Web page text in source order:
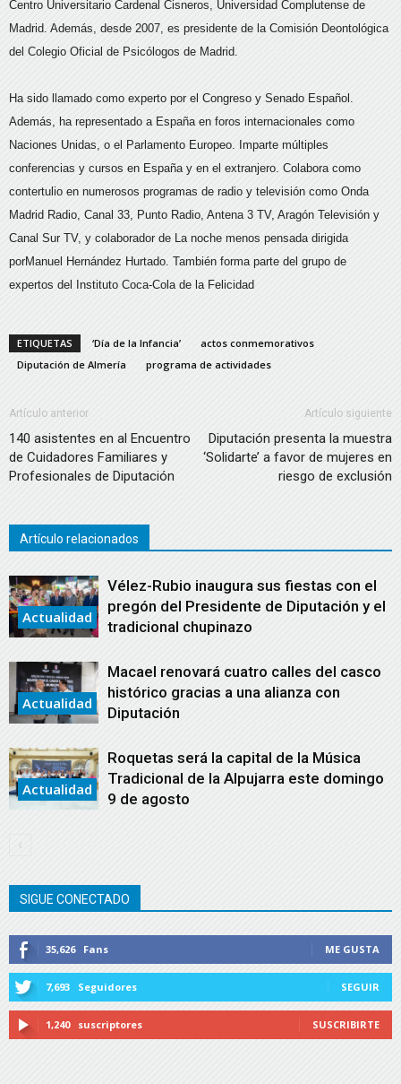
Centro Universitario Cardenal Cisneros, Universidad Complutense de
Madrid. Además, desde 2007, es presidente de la Comisión Deontológica
del Colegio Oficial de Psicólogos de Madrid.
Ha sido llamado como experto por el Congreso y Senado Español.
Además, ha representado a España en foros internacionales como
Naciones Unidas, o el Parlamento Europeo. Imparte múltiples
conferencias y cursos en España y en el extranjero. Colabora como
contertulio en numerosos programas de radio y televisión como Onda
Madrid Radio, Canal 33, Punto Radio, Antena 3 TV, Aragón Televisión y
Canal Sur TV, y colaborador de La noche menos pensada dirigida
porManuel Hernández Hurtado. También forma parte del grupo de
expertos del Instituto Coca-Cola de la Felicidad
ETIQUETAS ‘Día de la Infancia’
actos conmemorativos
Diputación de Almería
programa de actividades
Artículo anterior
140 asistentes en al Encuentro
de Cuidadores Familiares y
Profesionales de Diputación
Artículo siguiente
Diputación presenta la muestra
‘Solidarte’ a favor de mujeres en
riesgo de exclusión
Artículo relacionados
Actualidad
Vélez-Rubio inaugura sus fiestas con el
pregón del Presidente de Diputación y el
tradicional chupinazo
Actualidad
Macael renovará cuatro calles del casco
histórico gracias a una alianza con
Diputación
Actualidad
Roquetas será la capital de la Música
Tradicional de la Alpujarra este domingo
9 de agosto
SIGUE CONECTADO
35,626 Fans ME GUSTA
7,693 Seguidores SEGUIR
1,240 suscriptores SUSCRIBIRTE